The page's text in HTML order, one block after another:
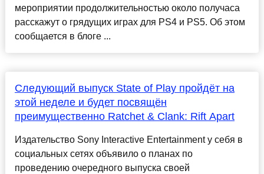
мероприятии продолжительностью около получаса
расскажут о грядущих играх для PS4 и PS5. Об этом
сообщается в блоге ...
Следующий выпуск State of Play пройдёт на
этой неделе и будет посвящён
преимущественно Ratchet & Clank: Rift Apart
Издательство Sony Interactive Entertainment у себя в
социальных сетях объявило о планах по
проведению очередного выпуска своей